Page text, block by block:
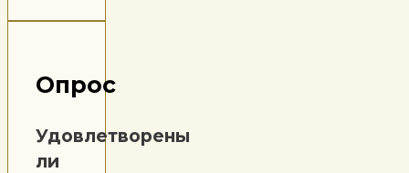
Опрос
Удовлетворены
ли